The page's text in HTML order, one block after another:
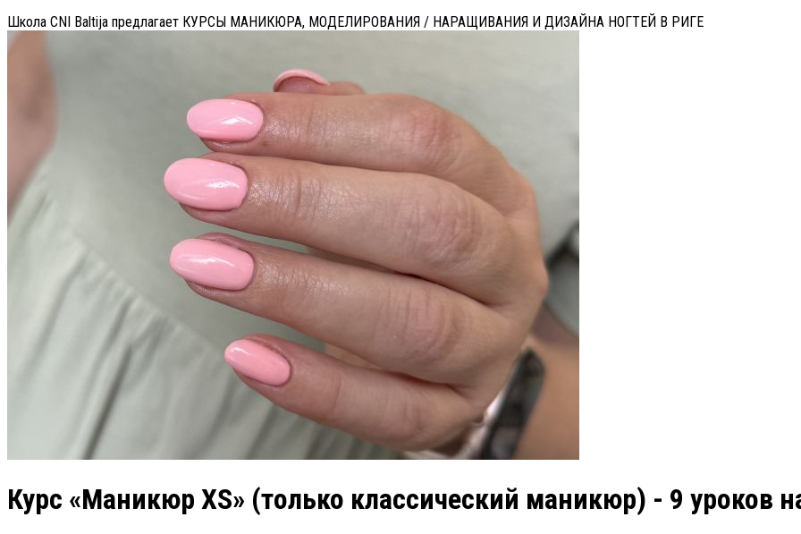
Школа CNI Baltija предлагает КУРСЫ МАНИКЮРА, МОДЕЛИРОВАНИЯ / НАРАЩИВАНИЯ И ДИЗАЙНА НОГТЕЙ В РИГЕ
Курс «Маникюр XS» (только классический маникюр) - 9 уроков